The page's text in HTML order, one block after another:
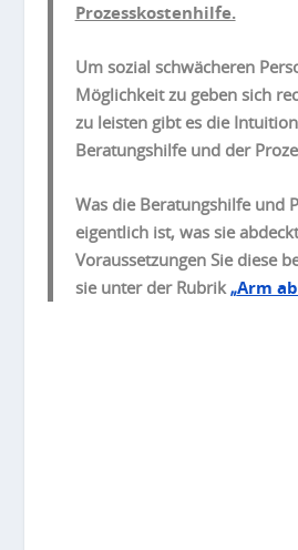
Prozesskostenhilfe.
Um sozial schwächeren
Möglichkeit zu geben sich
zu leisten gibt es die
Beratungshilfe und der
Was die Beratungshilfe und
eigentlich ist, was sie
Voraussetzungen Sie diese
sie unter der Rubrik„Arm